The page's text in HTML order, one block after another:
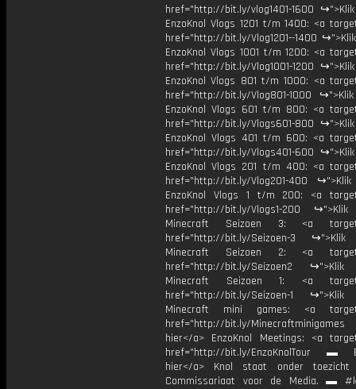
href="http://bit.ly/vlog1401-1600
EnzoKnol Vlogs 1201 t/m 1400: <a
href="http://bit.ly/Vlog1201--1400
EnzoKnol Vlogs 1001 t/m 1200: <a
href="http://bit.ly/Vlog1001-1200
EnzoKnol Vlogs 801 t/m 1000: <a
href="http://bit.ly/Vlog801-1000
EnzoKnol Vlogs 601 t/m 800: <a
href="http://bit.ly/Vlogs601-800
EnzoKnol Vlogs 401 t/m 600: <a
href="http://bit.ly/Vlogs401-600
EnzoKnol Vlogs 201 t/m 400: <a
href="http://bit.ly/Vlog201-400
EnzoKnol Vlogs 1 t/m 200: <a
href="http://bit.ly/Vlogs1-200
Minecraft Seizoen 3: <a
href="http://bit.ly/Seizoen-3 ↪">Klik
Minecraft Seizoen 2: <a
href="http://bit.ly/Seizoen2 ↪">Klik
Minecraft Seizoen 1: <a
href="http://bit.ly/Seizoen-1 ↪">Klik
Minecraft mini games: <a
href="http://bit.ly/
hier</a> EnzoKnol Meetings: <a
href="http://bit.ly/EnzoKnolTour ▬
hier</a> Knol staat onder
Commissariaat voor de Media. ▬